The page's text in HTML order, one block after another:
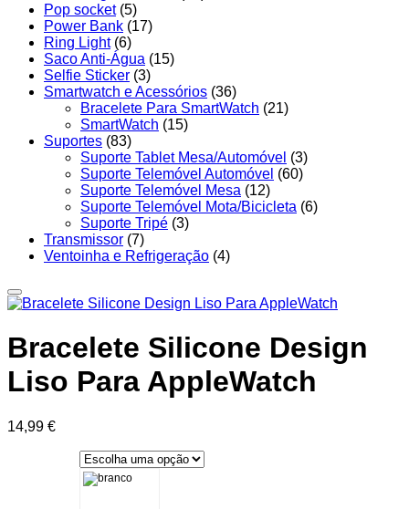
Pop socket (5)
Power Bank (17)
Ring Light (6)
Saco Anti-Água (15)
Selfie Sticker (3)
Smartwatch e Acessórios (36)
Bracelete Para SmartWatch (21)
SmartWatch (15)
Suportes (83)
Suporte Tablet Mesa/Automóvel (3)
Suporte Telemóvel Automóvel (60)
Suporte Telemóvel Mesa (12)
Suporte Telemóvel Mota/Bicicleta (6)
Suporte Tripé (3)
Transmissor (7)
Ventoinha e Refrigeração (4)
Bracelete Silicone Design
Liso Para AppleWatch
14,99 €